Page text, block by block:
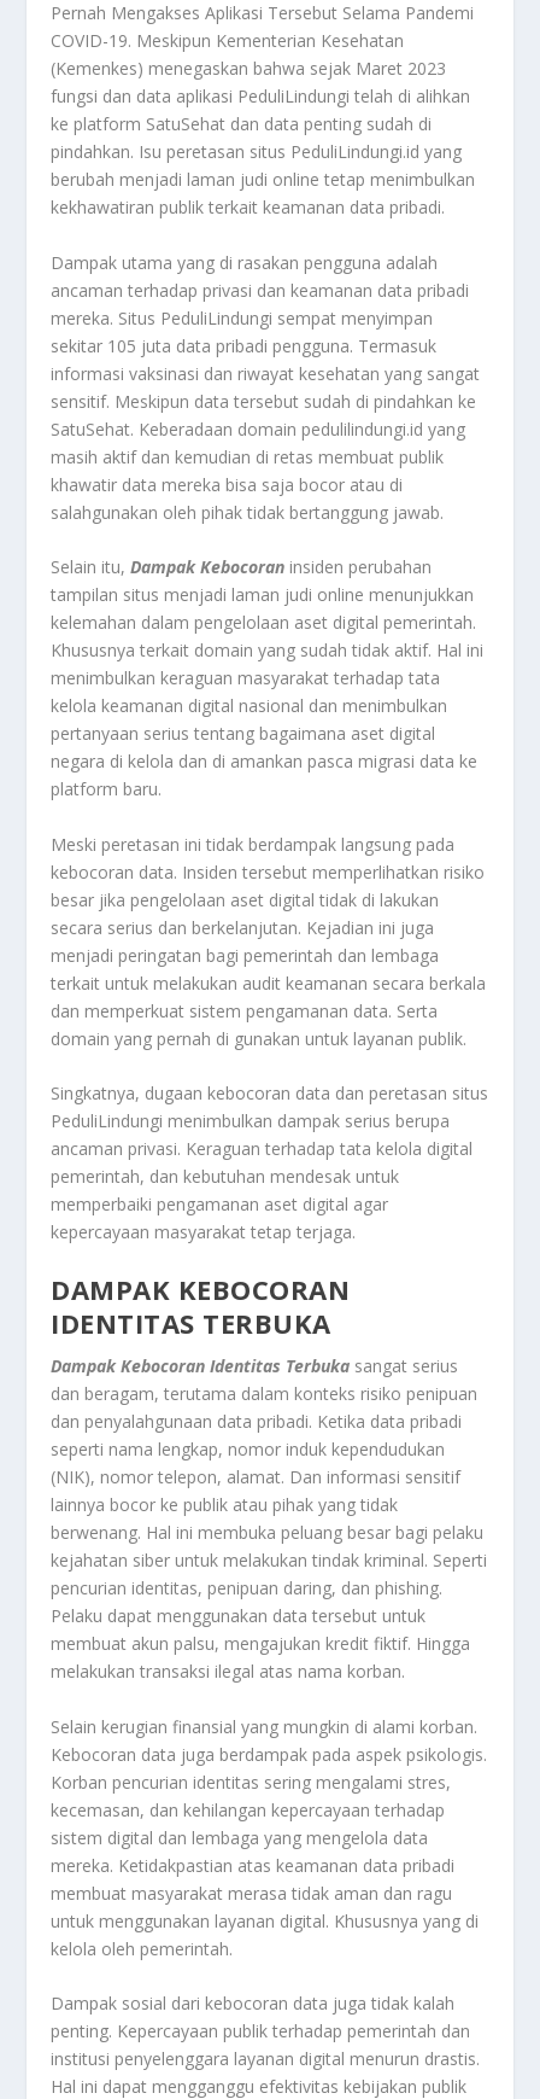
Pernah Mengakses Aplikasi Tersebut Selama Pandemi
COVID-19. Meskipun Kementerian Kesehatan
(Kemenkes) menegaskan bahwa sejak Maret 2023
fungsi dan data aplikasi PeduliLindungi telah di alihkan
ke platform SatuSehat dan data penting sudah di
pindahkan. Isu peretasan situs PeduliLindungi.id yang
berubah menjadi laman judi online tetap menimbulkan
kekhawatiran publik terkait keamanan data pribadi.
Dampak utama yang di rasakan pengguna adalah
ancaman terhadap privasi dan keamanan data pribadi
mereka. Situs PeduliLindungi sempat menyimpan
sekitar 105 juta data pribadi pengguna. Termasuk
informasi vaksinasi dan riwayat kesehatan yang sangat
sensitif. Meskipun data tersebut sudah di pindahkan ke
SatuSehat. Keberadaan domain pedulilindungi.id yang
masih aktif dan kemudian di retas membuat publik
khawatir data mereka bisa saja bocor atau di
salahgunakan oleh pihak tidak bertanggung jawab.
Selain itu,Dampak Kebocoran insiden perubahan
tampilan situs menjadi laman judi online menunjukkan
kelemahan dalam pengelolaan aset digital pemerintah.
Khususnya terkait domain yang sudah tidak aktif. Hal ini
menimbulkan keraguan masyarakat terhadap tata
kelola keamanan digital nasional dan menimbulkan
pertanyaan serius tentang bagaimana aset digital
negara di kelola dan di amankan pasca migrasi data ke
platform baru.
Meski peretasan ini tidak berdampak langsung pada
kebocoran data. Insiden tersebut memperlihatkan risiko
besar jika pengelolaan aset digital tidak di lakukan
secara serius dan berkelanjutan. Kejadian ini juga
menjadi peringatan bagi pemerintah dan lembaga
terkait untuk melakukan audit keamanan secara berkala
dan memperkuat sistem pengamanan data. Serta
domain yang pernah di gunakan untuk layanan publik.
Singkatnya, dugaan kebocoran data dan peretasan situs
PeduliLindungi menimbulkan dampak serius berupa
ancaman privasi. Keraguan terhadap tata kelola digital
pemerintah, dan kebutuhan mendesak untuk
memperbaiki pengamanan aset digital agar
kepercayaan masyarakat tetap terjaga.
DAMPAK KEBOCORAN
IDENTITAS TERBUKA
Dampak Kebocoran Identitas Terbuka sangat serius
dan beragam, terutama dalam konteks risiko penipuan
dan penyalahgunaan data pribadi. Ketika data pribadi
seperti nama lengkap, nomor induk kependudukan
(NIK), nomor telepon, alamat. Dan informasi sensitif
lainnya bocor ke publik atau pihak yang tidak
berwenang. Hal ini membuka peluang besar bagi pelaku
kejahatan siber untuk melakukan tindak kriminal. Seperti
pencurian identitas, penipuan daring, dan phishing.
Pelaku dapat menggunakan data tersebut untuk
membuat akun palsu, mengajukan kredit fiktif. Hingga
melakukan transaksi ilegal atas nama korban.
Selain kerugian finansial yang mungkin di alami korban.
Kebocoran data juga berdampak pada aspek psikologis.
Korban pencurian identitas sering mengalami stres,
kecemasan, dan kehilangan kepercayaan terhadap
sistem digital dan lembaga yang mengelola data
mereka. Ketidakpastian atas keamanan data pribadi
membuat masyarakat merasa tidak aman dan ragu
untuk menggunakan layanan digital. Khususnya yang di
kelola oleh pemerintah.
Dampak sosial dari kebocoran data juga tidak kalah
penting. Kepercayaan publik terhadap pemerintah dan
institusi penyelenggara layanan digital menurun drastis.
Hal ini dapat mengganggu efektivitas kebijakan publik